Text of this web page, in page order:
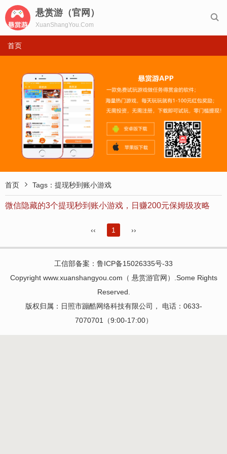

悬赏游（官网）
XuanShangYou.Com
首页
首页  Tags：提现秒到账小游戏
微信隐藏的3个提现秒到账小游戏，日赚200元保姆级攻略
‹‹ 1 ››
工信部备案： 鲁ICP备15026335号-33
Copyright www.xuanshangyou.com（ 悬赏游官网 ）.Some Rights
Reserved.
版权归属：日照市蹦酷网络科技有限公司， 电话：0633-
7070701（9:00-17:00）